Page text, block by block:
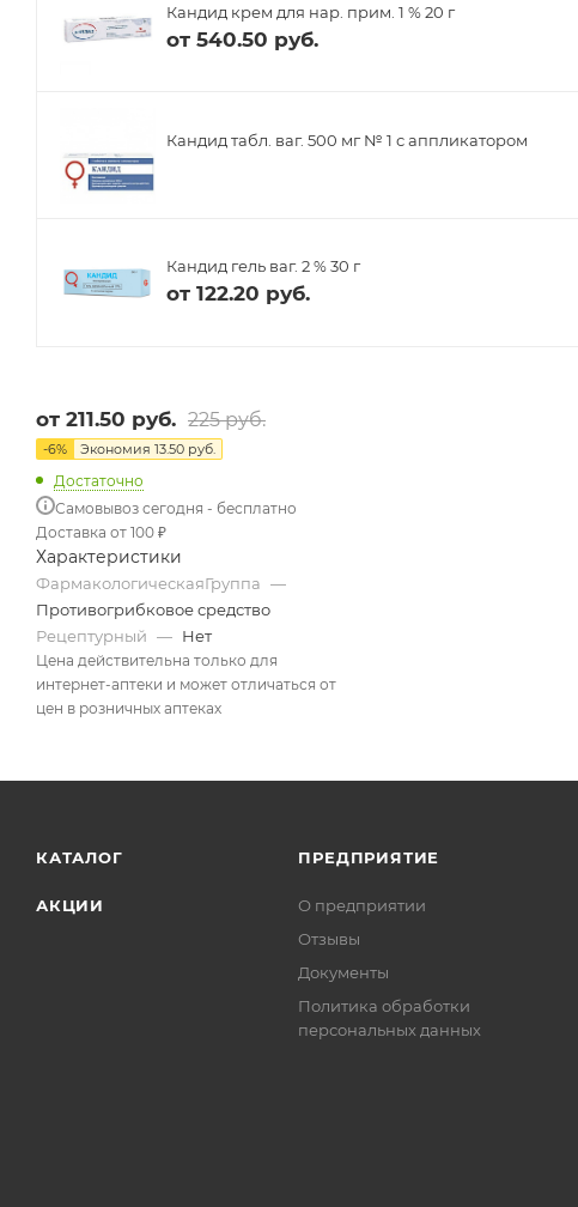
Кандид крем для нар. прим. 1 % 20 г
от 540.50 руб.
Кандид табл. ваг. 500 мг № 1 с аппликатором
Кандид гель ваг. 2 % 30 г
от 122.20 руб.
от 211.50 руб. 225 руб.
-6% Экономия 13.50 руб.
Достаточно
Самовывоз сегодня - бесплатно
Доставка от 100 ₽
Характеристики
ФармакологическаяГруппа —
Противогрибковое средство
Рецептурный — Нет
Цена действительна только для
интернет-аптеки и может отличаться от
цен в розничных аптеках
КАТАЛОГ
АКЦИИ
ПРЕДПРИЯТИЕ
О предприятии
Отзывы
Документы
Политика обработки
персональных данных